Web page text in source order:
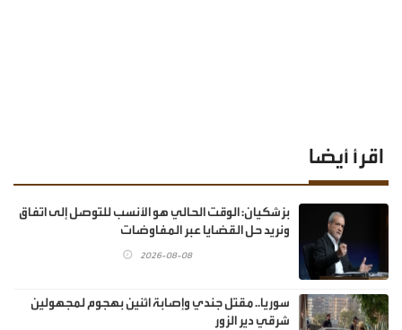
اقرأ أيضا
بزشكيان: الوقت الحالي هو الأنسب للتوصل إلى اتفاق
ونريد حل القضايا عبر المفاوضات
2026-08-08
سوريا.. مقتل جندي وإصابة اثنين بهجوم لمجهولين
شرقي دير الزور